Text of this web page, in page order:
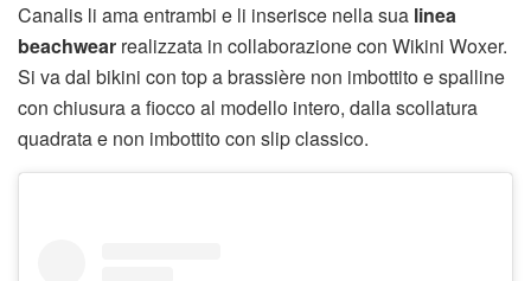
Canalis li ama entrambi e li inserisce nella sua linea
beachwear realizzata in collaborazione con Wikini Woxer.
Si va dal bikini con top a brassière non imbottito e spalline
con chiusura a fiocco al modello intero, dalla scollatura
quadrata e non imbottito con slip classico.